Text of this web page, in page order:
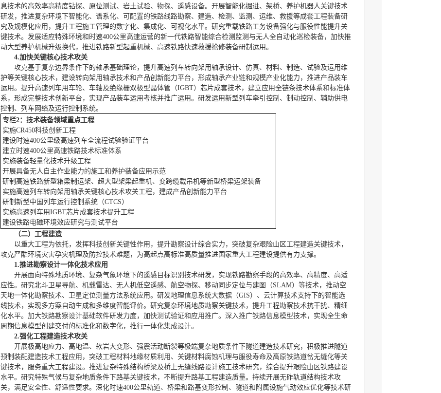
息技术的高效率高精度钻探、原位测试、岩土试验、物探、遥感设备。开展智能化掘进、架桥、养护机器人关键技术
研发，推进复杂环境下智能化、谱系化、可配置的铁路线路勘察、建造、检测、监测、运维、救援等成套工程装备研
究及规模化应用，提升工程施工管理的数字化、集成化、可视化水平。研究重载铁路工务设备强化与服役性能提升关
键技术。发展适应特殊环境和时速400公里高速运营的新一代铁路智能综合检测监测与无人全自动化巡检装备，加快推
动大型养护机械升级换代，推进铁路新型起重机械、高速铁路快速救援抢修装备研制运用。
4.加快关键核心技术攻关
攻克基于复杂边界条件下的轴承基础理论，提升高速列车转向架用轴承设计、仿真、材料、制造、试验及运用维
护等关键核心技术，建设转向架用轴承技术和产品创新能力平台，形成轴承产业链和规模产业化能力，推进产品装车
运用。提升高速列车用车轮、车轴及绝缘栅双极型晶体管（IGBT）芯片成套技术，建立应用全链条技术体系和标准体
系，形成完整技术创新平台，实现产品装车运用考核并推广运用。研发运用新型列车牵引控制、制动控制、辅助供电
控制、列车网络及运行控制系统。
专栏2：技术装备领域重点工程
实施CR450科技创新工程
建设时速400公里级高速列车全流程试验验证平台
建立时速400公里高速铁路技术标准体系
实施装备轻量化技术升级工程
开展具备无人自主作业能力的施工和养护装备应用示范
研制高速铁路新型箱梁制运架、超大型架梁起重机、变跨缆载吊机等新型桥梁运架装备
实施高速列车转向架用轴承关键核心技术攻关工程，建成产品创新能力平台
研制新型中国列车运行控制系统（CTCS）
实施高速列车用IGBT芯片成套技术提升工程
建设铁路电磁环境效应研究与测试平台
（二）工程建造
以重大工程为依托，发挥科技创新关键性作用，提升勘察设计综合实力，突破复杂艰险山区工程建造关键技术，
攻克严酷环境灾害孕灾机理及防控技术难题，为高起点高标准高质量推进国家重大工程建设提供有力支撑。
1.推进勘察设计一体化技术应用
开展面向特殊地质环境、复杂气象环境下的遥感目标识别技术研发，实现铁路勘察手段的高效率、高精度、高适
应性。研究北斗卫星导航、机载雷达、无人机低空遥感、航空物探、移动同步定位与建图（SLAM）等技术，推动空
天地一体化勘察技术、卫星定位测量方法系统应用。研发地理信息系统大数据（GIS）、云计算技术支持下的智能选
线技术，实现多方案自动生成和多维度智能评价。研究复杂环境地质勘察关键技术，提升工程勘察技术抗干扰、精细
化水平。加大铁路勘察设计基础软件研发力度，加快测试验证和应用推广。深入推广铁路信息模型技术，实现全生命
周期信息模型创建交付的标准化和数字化，推行一体化集成设计。
2.强化工程建造技术攻关
开展极高地应力、高地温、软岩大变形、强震活动断裂等极端复杂地质条件下隧道建造技术研究，积极推进隧道
预制装配建造技术工程应用，突破工程材料地缘材质利用、关键材料腐蚀机理与服役寿命及高原铁路道岔无缝化等关
键技术，服务重大工程建设。推进复杂特殊结构桥梁及桥上无缝线路设计施工技术研究，综合提升艰险山区铁路建设
水平。研究特殊气候与复杂地质条件下路基关键技术，不断提升路基工程建造质量。持续开展无砟轨道结构技术攻
关，满足安全性、舒适性要求。深化时速400公里轨道、桥梁和路基变形控制、隧道和附属设施气动效应优化等技术研